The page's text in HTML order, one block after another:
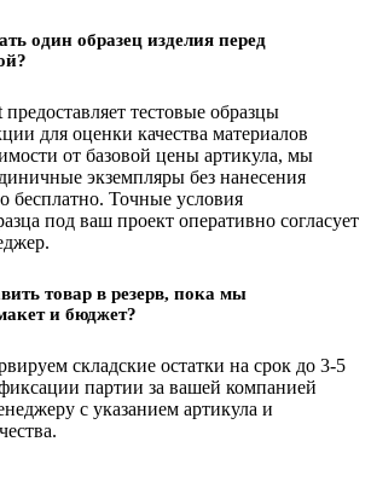
один образец изделия перед
тестовые образцы
для оценки качества материалов
от базовой цены артикула, мы
экземпляры без нанесения
бесплатно. Точные условия
под ваш проект оперативно согласует
товар в резерв, пока мы
и бюджет?
складские остатки на срок до 3-5
партии за вашей компанией
с указанием артикула и